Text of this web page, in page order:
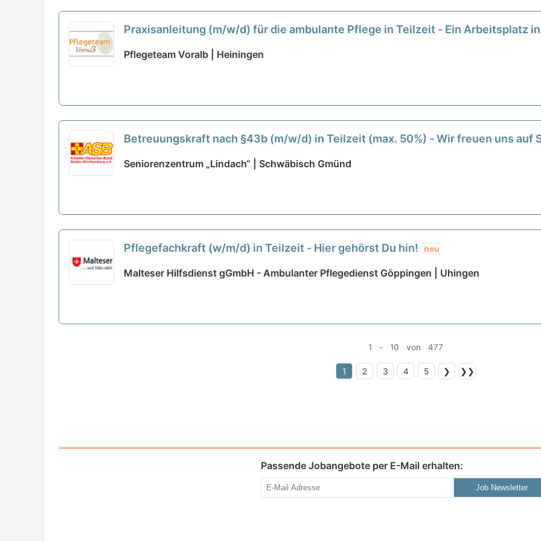
Praxisanleitung (m/w/d) für die ambulante Pflege in Teilzeit - Ein Arbeitsplatz
Pflegeteam Voralb | Heiningen
Betreuungskraft nach §43b (m/w/d) in Teilzeit (max. 50%) - Wir freuen uns auf
Seniorenzentrum „Lindach“ | Schwäbisch Gmünd
Pflegefachkraft (w/m/d) in Teilzeit - Hier gehörst Du hin! neu
Malteser Hilfsdienst gGmbH - Ambulanter Pflegedienst Göppingen | Uhingen
1 - 10 von 477
1 2 3 4 5 ❯ ❯❯
Passende Jobangebote per E-Mail erhalten:
Job Newsletter